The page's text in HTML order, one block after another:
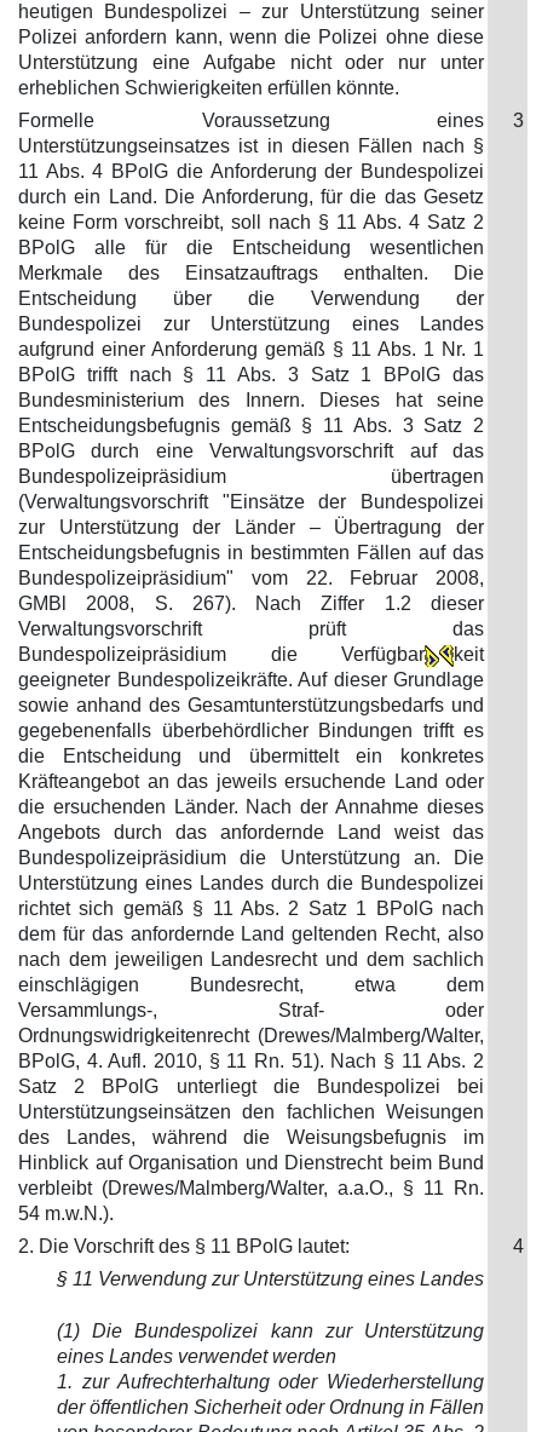
heutigen Bundespolizei – zur Unterstützung seiner
Polizei anfordern kann, wenn die Polizei ohne diese
Unterstützung eine Aufgabe nicht oder nur unter
erheblichen Schwierigkeiten erfüllen könnte.
Formelle Voraussetzung eines
Unterstützungseinsatzes ist in diesen Fällen nach §
11 Abs. 4 BPolG die Anforderung der Bundespolizei
durch ein Land. Die Anforderung, für die das Gesetz
keine Form vorschreibt, soll nach § 11 Abs. 4 Satz 2
BPolG alle für die Entscheidung wesentlichen
Merkmale des Einsatzauftrags enthalten. Die
Entscheidung über die Verwendung der
Bundespolizei zur Unterstützung eines Landes
aufgrund einer Anforderung gemäß § 11 Abs. 1 Nr. 1
BPolG trifft nach § 11 Abs. 3 Satz 1 BPolG das
Bundesministerium des Innern. Dieses hat seine
Entscheidungsbefugnis gemäß § 11 Abs. 3 Satz 2
BPolG durch eine Verwaltungsvorschrift auf das
Bundespolizeipräsidium übertragen
(Verwaltungsvorschrift "Einsätze der Bundespolizei
zur Unterstützung der Länder – Übertragung der
Entscheidungsbefugnis in bestimmten Fällen auf das
Bundespolizeipräsidium" vom 22. Februar 2008,
GMBl 2008, S. 267). Nach Ziffer 1.2 dieser
Verwaltungsvorschrift prüft das
Bundespolizeipräsidium die Verfügbar
keit
geeigneter Bundespolizeikräfte. Auf dieser Grundlage
sowie anhand des Gesamtunterstützungsbedarfs und
gegebenenfalls überbehördlicher Bindungen trifft es
die Entscheidung und übermittelt ein konkretes
Kräfteangebot an das jeweils ersuchende Land oder
die ersuchenden Länder. Nach der Annahme dieses
Angebots durch das anfordernde Land weist das
Bundespolizeipräsidium die Unterstützung an. Die
Unterstützung eines Landes durch die Bundespolizei
richtet sich gemäß § 11 Abs. 2 Satz 1 BPolG nach
dem für das anfordernde Land geltenden Recht, also
nach dem jeweiligen Landesrecht und dem sachlich
einschlägigen Bundesrecht, etwa dem
Versammlungs-, Straf- oder
Ordnungswidrigkeitenrecht (Drewes/Malmberg/Walter,
BPolG, 4. Aufl. 2010, § 11 Rn. 51). Nach § 11 Abs. 2
Satz 2 BPolG unterliegt die Bundespolizei bei
Unterstützungseinsätzen den fachlichen Weisungen
des Landes, während die Weisungsbefugnis im
Hinblick auf Organisation und Dienstrecht beim Bund
verbleibt (Drewes/Malmberg/Walter, a.a.O., § 11 Rn.
54 m.w.N.).
3
2. Die Vorschrift des § 11 BPolG lautet:
4
§ 11 Verwendung zur Unterstützung eines Landes
(1) Die Bundespolizei kann zur Unterstützung
eines Landes verwendet werden
1. zur Aufrechterhaltung oder Wiederherstellung
der öffentlichen Sicherheit oder Ordnung in Fällen